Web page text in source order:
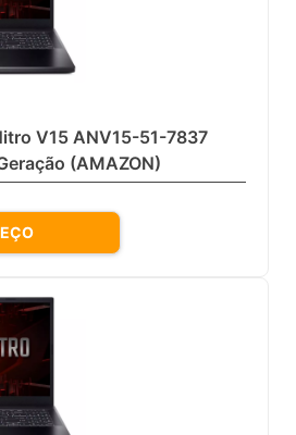
V15 ANV15-51-7837
(AMAZON)